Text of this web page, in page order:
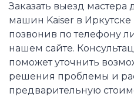
Заказать выезд
машин Kaiser в
позвонив по телефону
нашем сайте.
поможет уточнить
решения проблемы и
предварительную